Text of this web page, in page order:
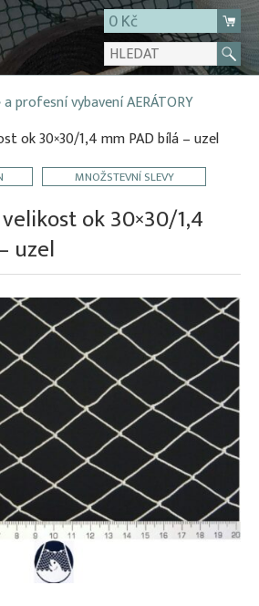
0 Kč
profesní vybavení AERÁTORY
ok 30×30/1,4 mm PAD bílá – uzel
MNOŽSTEVNÍ SLEVY
ok 30×30/1,4
uzel